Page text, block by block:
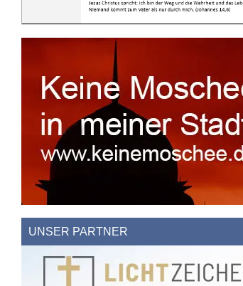
UNSER PARTNER